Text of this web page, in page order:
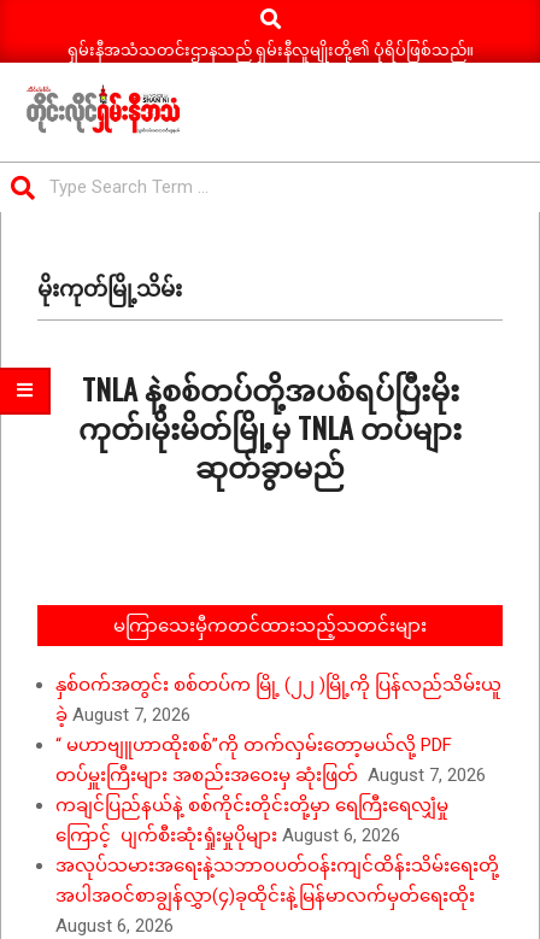
Search
ရှမ်းနီအသံသတင်းဌာနသည် ရှမ်းနီလူမျိုးတို့၏ ပုံရိပ်ဖြစ်သည်။
ရှမ်း
နီ
သတင်း
Menuမိုးကုတ်မြို့သိမ်း
TNLA နဲ့စစ်တပ်တို့အပစ်ရပ်ပြီးမိုး
ကုတ်၊မိုးမိတ်မြို့မှ TNLA တပ်များ
ဆုတ်ခွာမည်
မကြာသေးမှီကတင်ထားသည့်သတင်းများ
နှစ်ဝက်အတွင်း စစ်တပ်က မြို့ (၂၂ )မြို့ကို ပြန်လည်သိမ်းယူ
ခဲ့ August 7, 2026
“ မဟာဗျူဟာထိုးစစ်”ကို တက်လှမ်းတော့မယ်လို့ PDF
တပ်မှူးကြီးများ အစည်းအဝေးမှ ဆုံးဖြတ် August 7, 2026
ကချင်ပြည်နယ်နဲ့ စစ်ကိုင်းတိုင်းတို့မှာ ရေကြီးရေလျှံမှု
ကြောင့် ပျက်စီးဆုံးရှုံးမှုပိုများ August 6, 2026
အလုပ်သမားအရေးနဲ့သဘာဝပတ်ဝန်းကျင်ထိန်းသိမ်းရေးတို့
အပါအဝင်စာချွန်လွှာ(၄)ခုထိုင်းနဲ့မြန်မာလက်မှတ်ရေးထိုး
August 6, 2026